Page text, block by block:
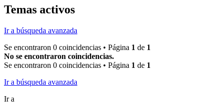
Temas activos
Ir a búsqueda avanzada
Se encontraron 0 coincidencias • Página 1 de 1
No se encontraron coincidencias.
Se encontraron 0 coincidencias • Página 1 de 1
Ir a búsqueda avanzada
Ir a